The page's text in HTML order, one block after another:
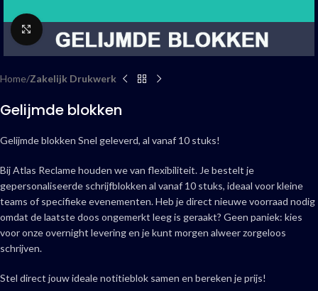
Click to enlarge
Home Zakelijk Drukwerk
Gelijmde blokken
Gelijmde blokken Snel geleverd, al vanaf 10 stuks!
Bij Atlas Reclame houden we van flexibiliteit. Je bestelt je
gepersonaliseerde schrijfblokken al vanaf 10 stuks, ideaal voor kleine
teams of specifieke evenementen. Heb je direct nieuwe voorraad nodig
omdat de laatste doos ongemerkt leeg is geraakt? Geen paniek: kies
voor onze overnight levering en je kunt morgen alweer zorgeloos
schrijven.
Stel direct jouw ideale notitieblok samen en bereken je prijs!